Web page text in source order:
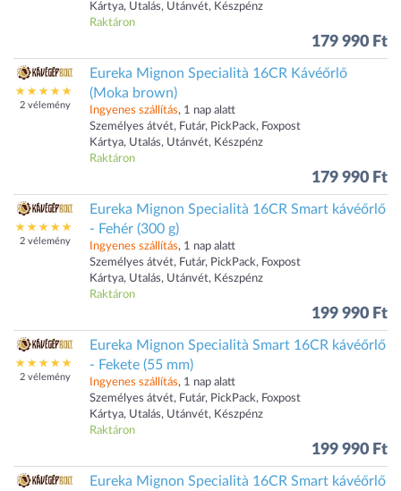
Kártya, Utalás, Utánvét, Készpénz
Raktáron
179 990 Ft
2 vélemény
Eureka Mignon Specialità 16CR Kávéőrlő
(Moka brown)
Ingyenes szállítás, 1 nap alatt
Személyes átvét, Futár, PickPack, Foxpost
Kártya, Utalás, Utánvét, Készpénz
Raktáron
179 990 Ft
2 vélemény
Eureka Mignon Specialità 16CR Smart kávéőrlő
- Fehér (300 g)
Ingyenes szállítás, 1 nap alatt
Személyes átvét, Futár, PickPack, Foxpost
Kártya, Utalás, Utánvét, Készpénz
Raktáron
199 990 Ft
2 vélemény
Eureka Mignon Specialità Smart 16CR kávéőrlő
- Fekete (55 mm)
Ingyenes szállítás, 1 nap alatt
Személyes átvét, Futár, PickPack, Foxpost
Kártya, Utalás, Utánvét, Készpénz
Raktáron
199 990 Ft
Eureka Mignon Specialità 16CR Smart kávéőrlő